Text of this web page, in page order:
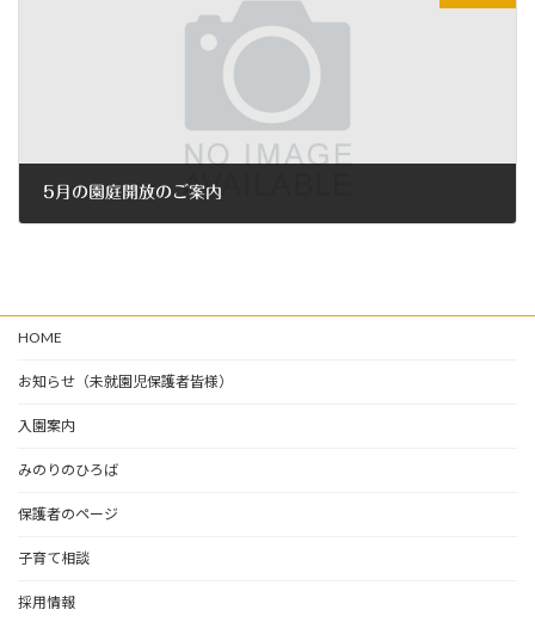
5月の園庭開放のご案内
HOME
お知らせ（未就園児保護者皆様）
入園案内
みのりのひろば
保護者のページ
子育て相談
採用情報